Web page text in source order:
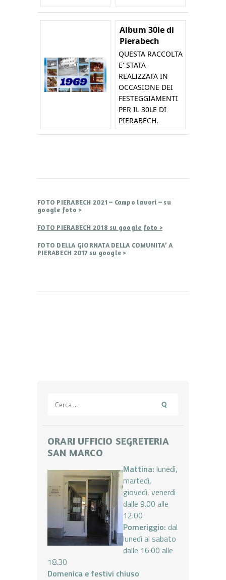
Album 30le di
Pierabech
QUESTA RACCOLTA
E' STATA
REALIZZATA IN
OCCASIONE DEI
FESTEGGIAMENTI
PER IL 30LE DI
PIERABECH.
FOTO PIERABECH 2021 – Campo lavori – su
google foto >
FOTO PIERABECH 2018 su google foto >
FOTO DELLA GIORNATA DELLA COMUNITA’ A
PIERABECH 2017 su google >
per:
ORARI UFFICIO SEGRETERIA
SAN MARCO
Mattina: lunedì,
martedì,
giovedì, venerdì
dalle 9.00 alle
12.00
Pomeriggio: dal
lunedì al sabato
dalle 16.00 alle
18.30
Domenica e festivi chiuso